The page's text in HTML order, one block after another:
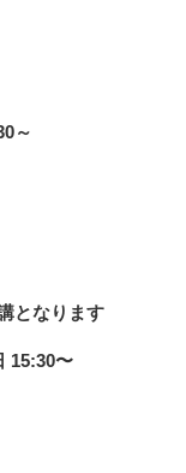
～
となります
15:30〜